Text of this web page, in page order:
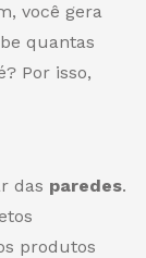
você gera
quantas
? Por isso,
das paredes.
produtos